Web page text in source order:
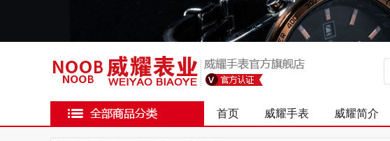
首页 威耀手表 威耀简介